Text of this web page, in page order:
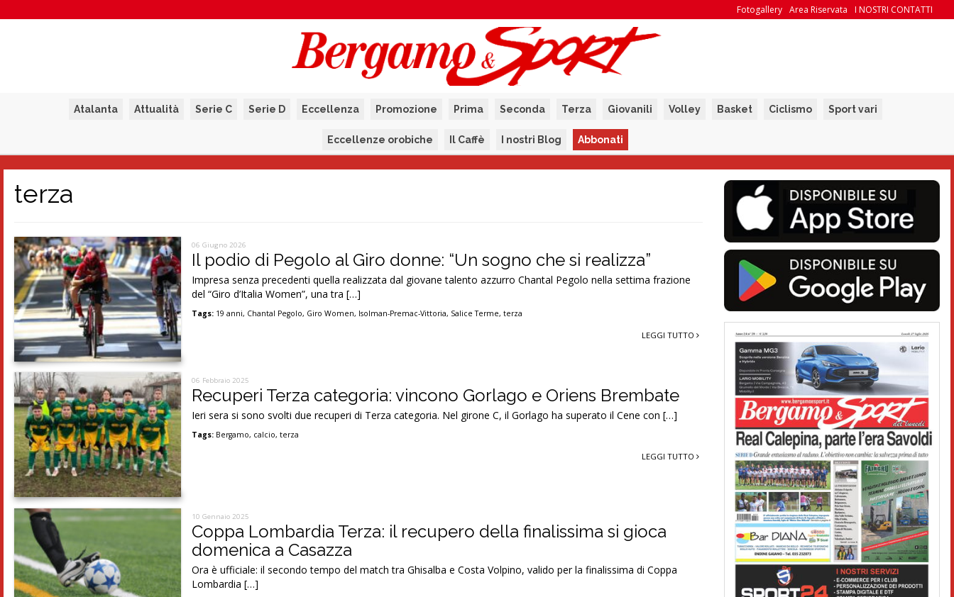
I NOSTRI CONTATTI
Area Riservata
Fotogallery
Atalanta Attualità Serie C Serie D Eccellenza Promozione Prima Seconda Terza Giovanili Volley Basket Ciclismo Sport vari
Eccellenze orobiche Il Caffè I nostri Blog Abbonati
terza
06 Giugno 2026
Il podio di Pegolo al Giro donne: “Un sogno che si realizza”
Impresa senza precedenti quella realizzata dal giovane talento azzurro Chantal Pegolo nella settima frazione
del “Giro d’Italia Women”, una tra […]
Tags: 19 anni, Chantal Pegolo, Giro Women, Isolman-Premac-Vittoria, Salice Terme,terza
LEGGI TUTTO
06 Febbraio 2025
Recuperi Terza categoria: vincono Gorlago e Oriens Brembate
Ieri sera si sono svolti due recuperi di Terza categoria. Nel girone C, il Gorlago ha superato il Cene con […]
Tags: Bergamo, calcio,terza
LEGGI TUTTO
10 Gennaio 2025
Coppa Lombardia Terza: il recupero della finalissima si gioca
domenica a Casazza
Ora è ufficiale: il secondo tempo del match tra Ghisalba e Costa Volpino, valido per la finalissima di Coppa
Lombardia […]